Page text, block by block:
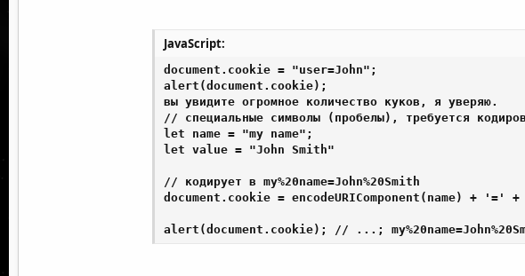
JavaScript:
document.cookie = "user=John";
alert(document.cookie);
вы увидите огромное количество куков, я уверяю.
// специальные символы (пробелы), требуется
let name = "my name";
let value = "John Smith"
// кодирует в my%20name=John%20Smith
document.cookie = encodeURIComponent(name) + '=' +
alert(document.cookie); // ...;